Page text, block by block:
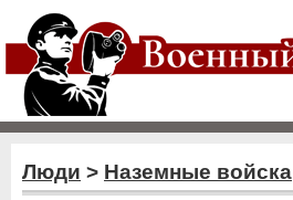
Люди > Наземные войска